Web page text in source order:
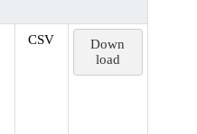
CSV
Down
load